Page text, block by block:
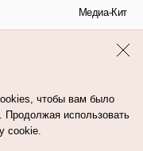
Медиа-Кит
чтобы вам было
Продолжая использовать
cookie.